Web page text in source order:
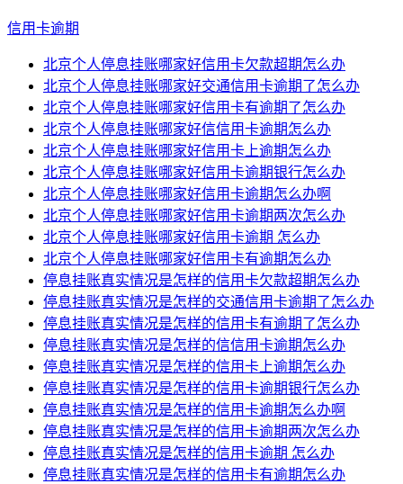
信用卡逾期
北京个人停息挂账哪家好信用卡欠款超期怎么办
北京个人停息挂账哪家好交通信用卡逾期了怎么办
北京个人停息挂账哪家好信用卡有逾期了怎么办
北京个人停息挂账哪家好信信用卡逾期怎么办
北京个人停息挂账哪家好信用卡上逾期怎么办
北京个人停息挂账哪家好信用卡逾期银行怎么办
北京个人停息挂账哪家好信用卡逾期怎么办啊
北京个人停息挂账哪家好信用卡逾期两次怎么办
北京个人停息挂账哪家好信用卡逾期 怎么办
北京个人停息挂账哪家好信用卡有逾期怎么办
停息挂账真实情况是怎样的信用卡欠款超期怎么办
停息挂账真实情况是怎样的交通信用卡逾期了怎么办
停息挂账真实情况是怎样的信用卡有逾期了怎么办
停息挂账真实情况是怎样的信信用卡逾期怎么办
停息挂账真实情况是怎样的信用卡上逾期怎么办
停息挂账真实情况是怎样的信用卡逾期银行怎么办
停息挂账真实情况是怎样的信用卡逾期怎么办啊
停息挂账真实情况是怎样的信用卡逾期两次怎么办
停息挂账真实情况是怎样的信用卡逾期 怎么办
停息挂账真实情况是怎样的信用卡有逾期怎么办